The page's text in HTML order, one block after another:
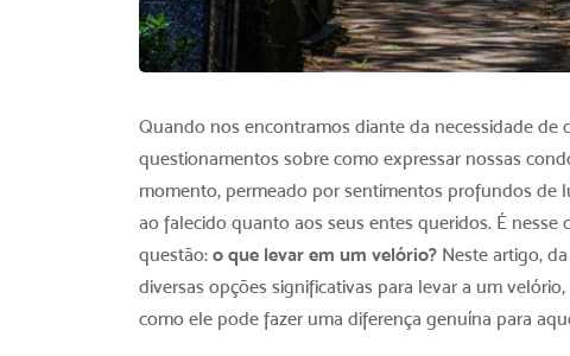
Quando nos encontramos diante da necessidade
questionamentos sobre como expressar nossas
momento, permeado por sentimentos profundos de
ao falecido quanto aos seus entes queridos. É
questão: o que levar em um velório? Neste artigo, da
diversas opções significativas para levar a um
como ele pode fazer uma diferença genuína para